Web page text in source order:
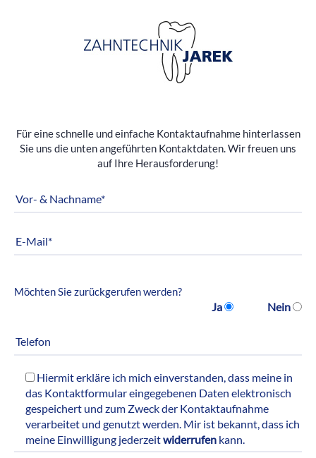
Für eine schnelle und einfache Kontaktaufnahme hinterlassen
Sie uns die unten angeführten Kontaktdaten. Wir freuen uns
auf Ihre Herausforderung!
Möchten Sie zurückgerufen werden?
Ja Nein
Hiermit erkläre ich mich einverstanden, dass meine in
das Kontaktformular eingegebenen Daten elektronisch
gespeichert und zum Zweck der Kontaktaufnahme
verarbeitet und genutzt werden. Mir ist bekannt, dass ich
meine Einwilligung jederzeitwiderrufen kann.